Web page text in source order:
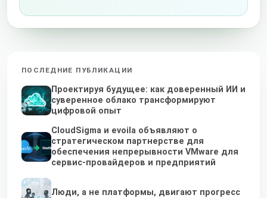
ПОСЛЕДНИЕ ПУБЛИКАЦИИ
Проектируя будущее: как доверенный ИИ и
суверенное облако трансформируют
цифровой опыт
CloudSigma и evoila объявляют о
стратегическом партнерстве для
обеспечения непрерывности VMware для
сервис-провайдеров и предприятий
Люди, а не платформы, двигают прогресс